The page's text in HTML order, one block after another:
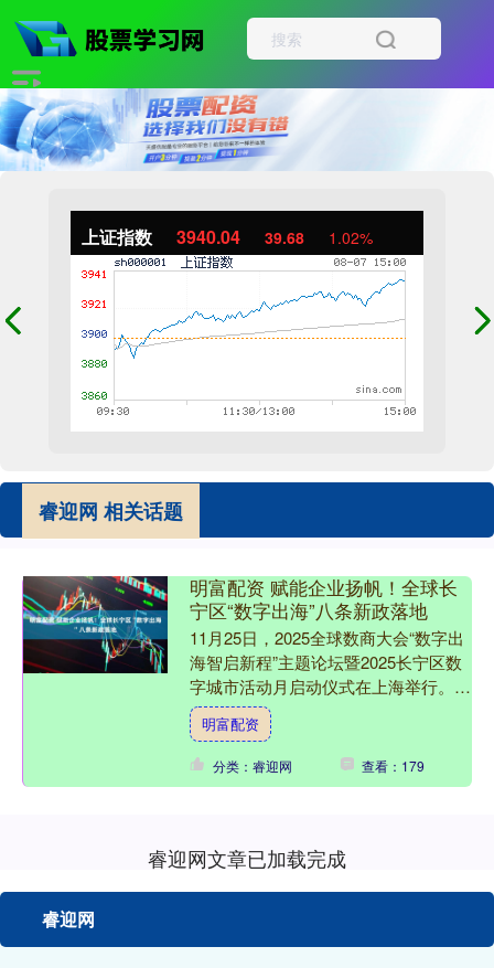
上证指数 3940.04 39.68 1.02%
睿迎网 相关话题
明富配资 赋能企业扬帆！全球长
宁区“数字出海”八条新政落地
11月25日，2025全球数商大会“数字出
海智启新程”主题论坛暨2025长宁区数
字城市活动月启动仪式在上海举行。
现场，上海市数据局副局长钱晓与上海
市长宁区委常....
明富配资
分类：睿迎网 查看：179
睿迎网文章已加载完成
睿迎网